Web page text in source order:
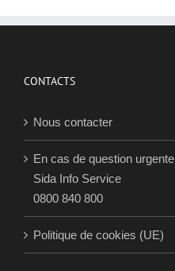
CONTACTS
Nous contacter
En cas de question urgente
Sida Info Service
0800 840 800
Politique de cookies (UE)